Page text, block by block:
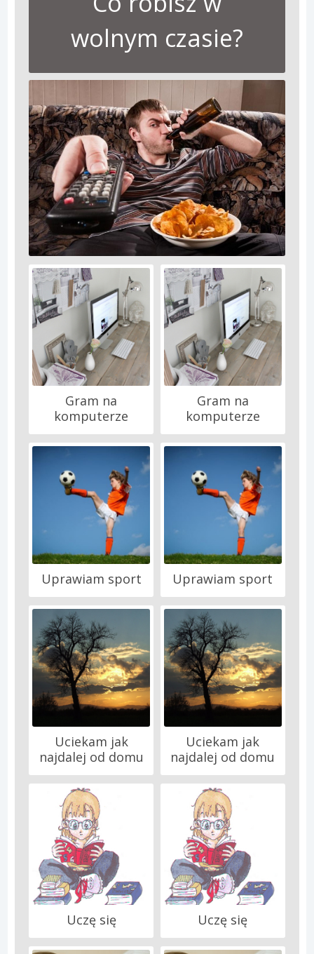
wolnym czasie?
Gram na
komputerze
Gram na
komputerze
Uprawiam sport Uprawiam sport
Uciekam jak
najdalej od domu
Uciekam jak
najdalej od domu
Uczę się Uczę się